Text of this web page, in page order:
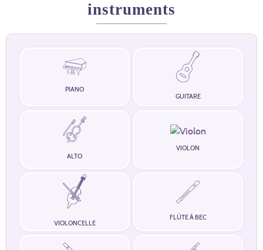
instruments
PIANO
GUITARE
ALTO
VIOLON
VIOLONCELLE
FLÛTE À BEC